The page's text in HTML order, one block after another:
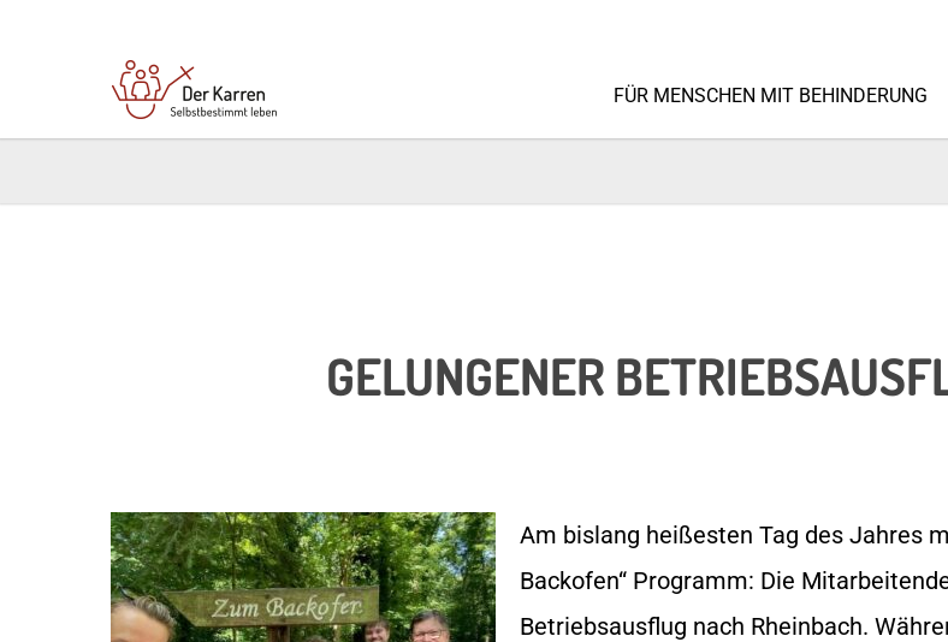
FÜR MENSCHEN MIT BEHINDERUNG
GELUNG­ENER
Am bislang heißesten Tag des Jahres
Backofen“ Programm: Die
Betriebsausflug nach Rheinbach.